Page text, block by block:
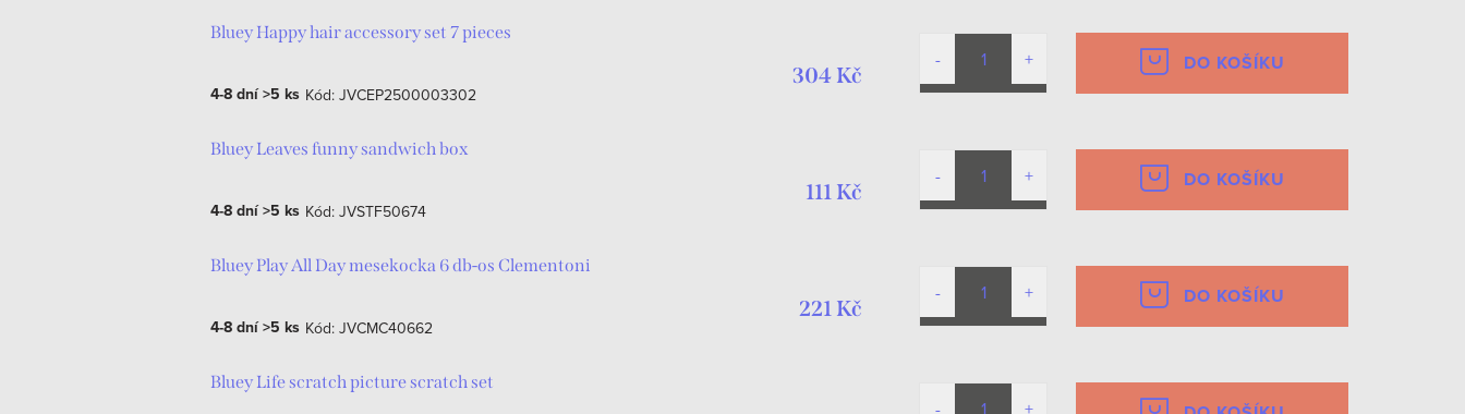
Bluey Happy hair accessory set 7 pieces
4-8 dní>5 ks Kód: JVCEP2500003302
304 Kč DO KOŠÍKU
Bluey Leaves funny sandwich box
4-8 dní>5 ks Kód: JVSTF50674
111 Kč DO KOŠÍKU
Bluey Play All Day mesekocka 6 db-os Clementoni
4-8 dní>5 ks Kód: JVCMC40662
221 Kč DO KOŠÍKU
Bluey Life scratch picture scratch set